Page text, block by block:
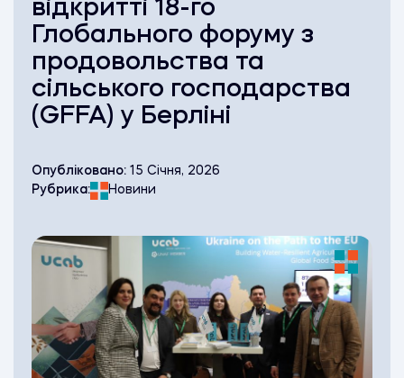
відкритті 18-го
Глобального форуму з
продовольства та
сільського господарства
(GFFA) у Берліні
Опубліковано: 15 Січня, 2026
Рубрика:
Новини